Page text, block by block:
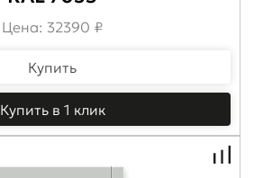
Цена: 32390 ₽
Купить
Купить в 1 клик